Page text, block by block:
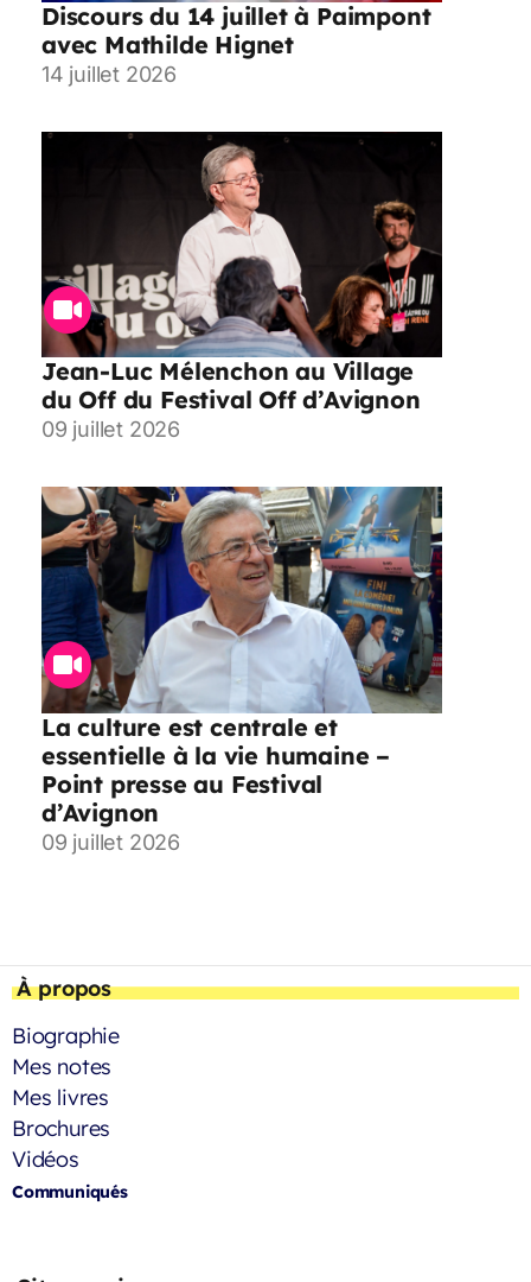
Discours du 14 juillet à Paimpont
avec Mathilde Hignet
14 juillet 2026
Jean-Luc Mélenchon au Village
du Off du Festival Off d’Avignon
09 juillet 2026
La culture est centrale et
essentielle à la vie humaine –
Point presse au Festival
d’Avignon
09 juillet 2026
À propos
Biographie
Mes notes
Mes livres
Brochures
Vidéos
Communiqués